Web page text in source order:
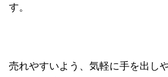
す。
売れやすいよう、気軽に手を出し